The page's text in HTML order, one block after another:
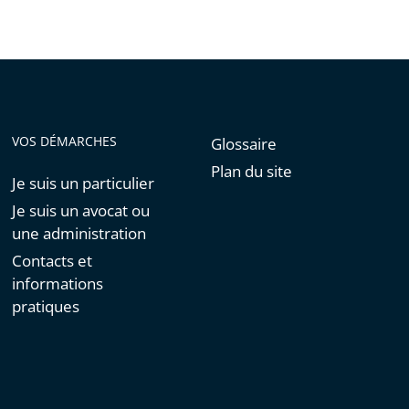
VOS DÉMARCHES
Je suis un particulier
Je suis un avocat ou
une administration
Contacts et
informations
pratiques
Glossaire
Plan du site